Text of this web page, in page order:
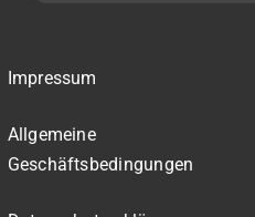
Impressum
Allgemeine
Geschäftsbedingungen